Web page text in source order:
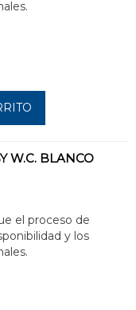
W.C. BLANCO
el proceso de
y los